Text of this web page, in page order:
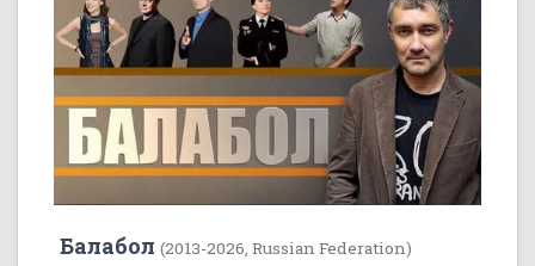
Балабол (2013-2026, Russian Federation)